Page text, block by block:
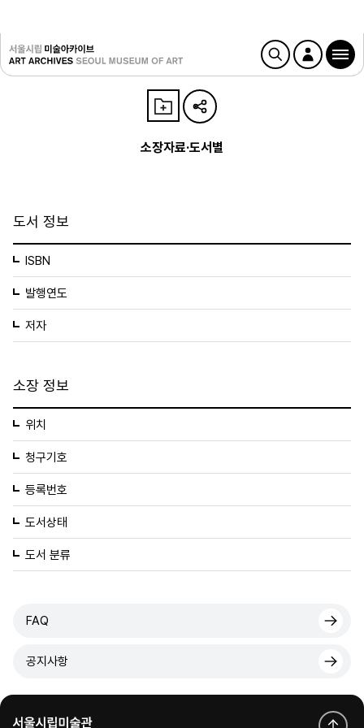
소장자료·도서별
도서 정보
ISBN
발행연도
저자
소장 정보
위치
청구기호
등록번호
도서상태
도서 분류
FAQ
공지사항